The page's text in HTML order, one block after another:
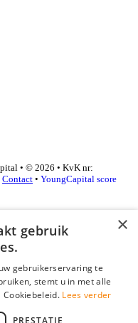
• © 2026 • KvK nr:
Contact • YoungCapital score
×
gebruik
gebruikerservaring te
stemt u in met alle
Lees verder
PRESTATIE